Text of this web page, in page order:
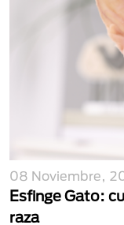
08 Noviembre,
Esfinge Gato:
raza